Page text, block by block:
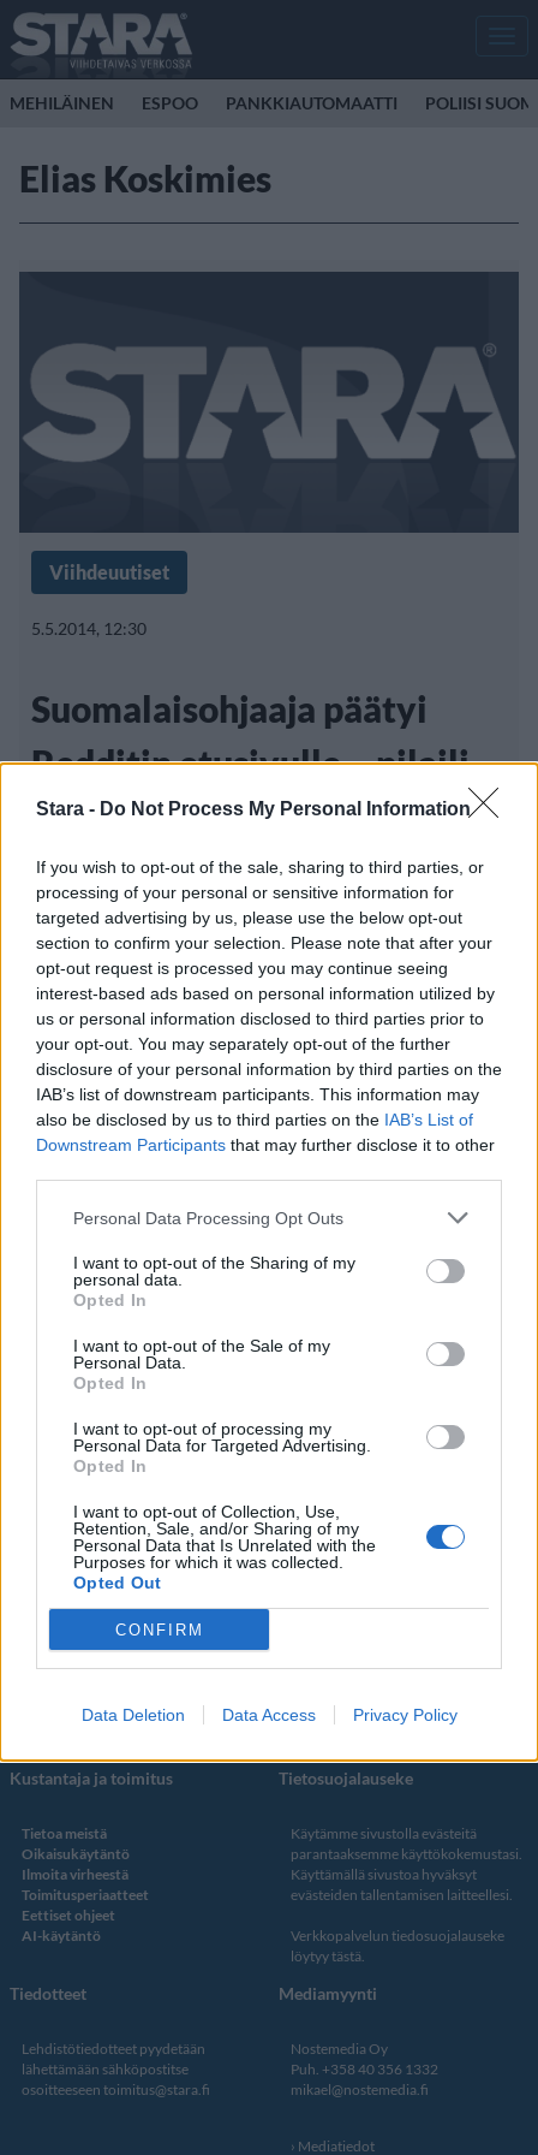
Stara - Do Not Process My Personal Information
If you wish to opt-out of the sale, sharing to third parties, or
processing of your personal or sensitive information for
targeted advertising by us, please use the below opt-out
section to confirm your selection. Please note that after your
opt-out request is processed you may continue seeing
interest-based ads based on personal information utilized by
us or personal information disclosed to third parties prior to
your opt-out. You may separately opt-out of the further
disclosure of your personal information by third parties on the
IAB’s list of downstream participants. This information may
also be disclosed by us to third parties on the IAB’s List of
Downstream Participants that may further disclose it to other
Personal Data Processing Opt Outs
I want to opt-out of the Sharing of my
personal data.
Opted In
I want to opt-out of the Sale of my
Personal Data.
Opted In
I want to opt-out of processing my
Personal Data for Targeted Advertising.
Opted In
I want to opt-out of Collection, Use,
Retention, Sale, and/or Sharing of my
Personal Data that Is Unrelated with the
Purposes for which it was collected.
Opted Out
CONFIRM
Data Deletion Data Access Privacy Policy
MEHILÄINEN ESPOO PANKKIAUTOMAATTI POLIISI
Elias Koskimies
Viihdeuutiset
5.5.2014, 12:30
Suomalaisohjaaja päätyi
Redditin etusivulle – pilaili
mielenosoittajien kanssa
Huippusuosittu Reddit-palvelu nimittää
itseään ”internetin etusivuksi”, sillä se kerää
väsymättä
Info
Tietosuojalauseke
Mediatiedot
RSS-ohje
Yhteistyössä
Jocka
Päivän Lehti
Lifestyle
Koti & Asuminen
Viihde
StaraTV
Autot
Elokuvat
Some
YouTube
Instagram
Twitter
Kustantaja ja toimitus
Tietoa meistä
Oikaisukäytäntö
Ilmoita virheestä
Toimitusperiaatteet
Eettiset ohjeet
AI-käytäntö
Tietosuojalauseke
Käytämme sivustolla evästeitä
parantaaksemme käyttökokemustasi.
Käyttämällä sivustoa hyväksyt
evästeiden tallentamisen laitteellesi.
Verkkopalvelun tiedosuojalauseke
löytyy tästä
Tiedotteet
Lehdistötiedotteet pyydetään
lähettämään sähköpostitse
osoitteeseen toimitus@stara.fi
Mediamyynti
Nostemedia Oy
Puh. +358 40 356 1332
mikael@nostemedia.fi
Mediatiedot